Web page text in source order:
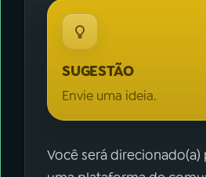
SUGESTÃO
Envie uma ideia.
Você será direcionado(a)